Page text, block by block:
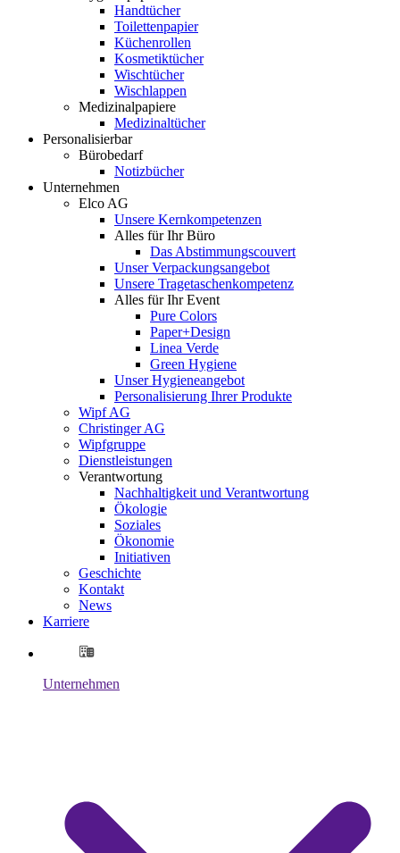
Handtücher
Toilettenpapier
Küchenrollen
Kosmetiktücher
Wischtücher
Wischlappen
Medizinalpapiere
Medizinaltücher
Personalisierbar
Bürobedarf
Notizbücher
Unternehmen
Elco AG
Unsere Kernkompetenzen
Alles für Ihr Büro
Das Abstimmungscouvert
Unser Verpackungsangebot
Unsere Tragetaschenkompetenz
Alles für Ihr Event
Pure Colors
Paper+Design
Linea Verde
Green Hygiene
Unser Hygieneangebot
Personalisierung Ihrer Produkte
Wipf AG
Christinger AG
Wipfgruppe
Dienstleistungen
Verantwortung
Nachhaltigkeit und Verantwortung
Ökologie
Soziales
Ökonomie
Initiativen
Geschichte
Kontakt
News
Karriere
Unternehmen